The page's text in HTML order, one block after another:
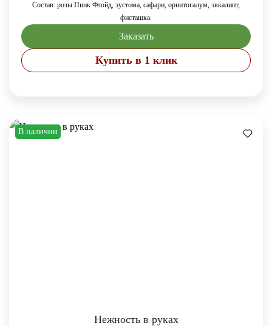
Состав: розы Пинк Флойд, эустома, сафари, орнитогалум, эвкалипт,
фисташка.
Заказать
Купить в 1 клик
В наличии
Нежность в руках